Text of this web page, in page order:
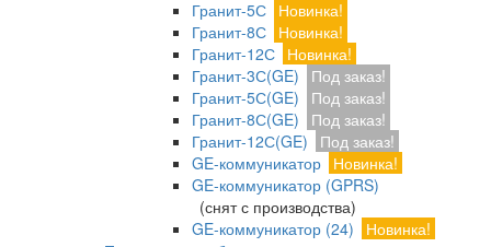
Гранит-5С Новинка!
Гранит-8С Новинка!
Гранит-12С Новинка!
Гранит-3С(GE)
Под заказ!
Гранит-5С(GE)
Под заказ!
Гранит-8С(GE)
Под заказ!
Гранит-12С(GE)
Под заказ!
GE-коммуникатор Новинка!
GE-коммуникатор (GPRS)
(снят с производства)
GE-коммуникатор (24)
Новинка!